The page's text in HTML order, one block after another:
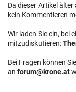
Da dieser Artikel
kein Kommentieren
Wir laden Sie ein, bei
mitzudiskutieren:
Bei Fragen können
an forum@krone.at